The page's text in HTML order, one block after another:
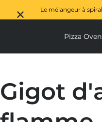
Le mélangeur à
Pizza
Gigot